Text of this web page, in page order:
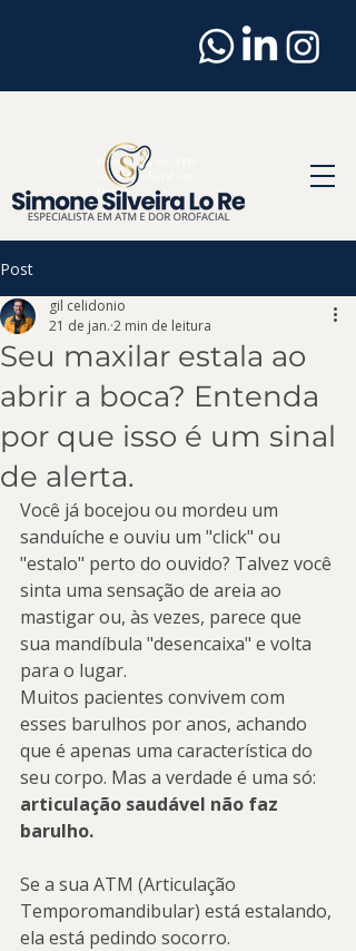
Dentista
Especialista em ATM
e Dor Orofacial em
Osasco
Post
Seu maxilar estala ao
abrir a boca? Entenda
por que isso é um sinal
de alerta.
gil celidonio
21 de jan. 2 min de leitura
Você já bocejou ou mordeu um
sanduíche e ouviu um "click" ou
"estalo" perto do ouvido? Talvez você
sinta uma sensação de areia ao
mastigar ou, às vezes, parece que
sua mandíbula "desencaixa" e volta
para o lugar.
Muitos pacientes convivem com
esses barulhos por anos, achando
que é apenas uma característica do
seu corpo. Mas a verdade é uma só:
articulação saudável não faz
barulho.
Se a sua ATM (Articulação
Temporomandibular) está estalando,
ela está pedindo socorro.